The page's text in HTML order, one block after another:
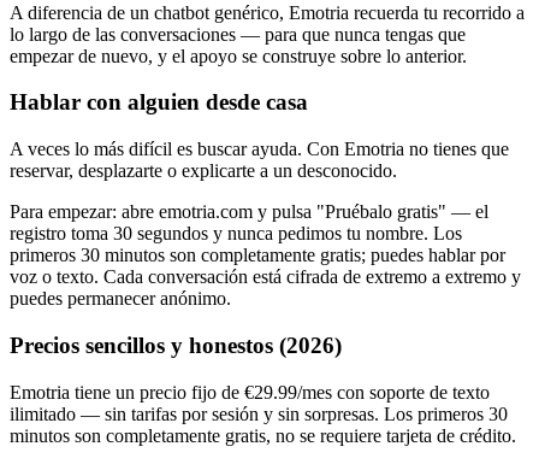
A diferencia de un chatbot genérico, Emotria recuerda tu recorrido a
lo largo de las conversaciones — para que nunca tengas que
empezar de nuevo, y el apoyo se construye sobre lo anterior.
Hablar con alguien desde casa
A veces lo más difícil es buscar ayuda. Con Emotria no tienes que
reservar, desplazarte o explicarte a un desconocido.
Para empezar: abre emotria.com y pulsa "Pruébalo gratis" — el
registro toma 30 segundos y nunca pedimos tu nombre. Los
primeros 30 minutos son completamente gratis; puedes hablar por
voz o texto. Cada conversación está cifrada de extremo a extremo y
puedes permanecer anónimo.
Precios sencillos y honestos (2026)
Emotria tiene un precio fijo de €29.99/mes con soporte de texto
ilimitado — sin tarifas por sesión y sin sorpresas. Los primeros 30
minutos son completamente gratis, no se requiere tarjeta de crédito.